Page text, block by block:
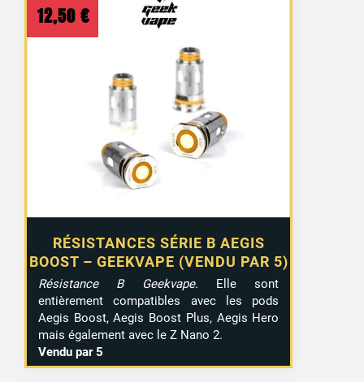
14 avis
RÉSISTANCES SÉRIE B AEGIS
BOOST – GEEKVAPE (VENDU PAR 5)
12,50 €
Résistance B Geekvape. Elle sont
entièrement compatibles avec les pods
Aegis Boost, Aegis Boost Plus, Aegis Hero
mais également avec le Z Nano 2.
Vendu par 5